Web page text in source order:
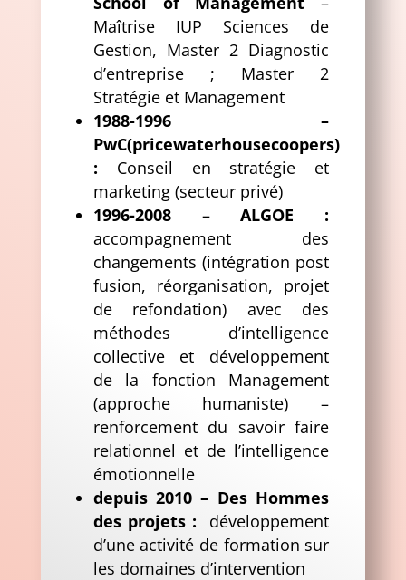
Maîtrise IUP Sciences de
Gestion, Master 2 Diagnostic
d’entreprise ; Master 2
Stratégie et Management
1988-1996 –
PwC(pricewaterhousecoopers)
: Conseil en stratégie et
marketing (secteur privé)
1996-2008–ALGOE :
accompagnement des
changements (intégration post
fusion, réorganisation, projet
de refondation) avec des
méthodes d’intelligence
collective et développement
de la fonction Management
(approche humaniste) –
renforcement du savoir faire
relationnel et de l’intelligence
émotionnelle
depuis 2010 – Des Hommes
des projets :
développement
d’une activité de formation sur
les domaines d’intervention